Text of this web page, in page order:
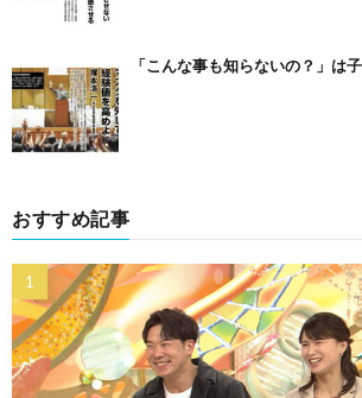
「こんな事も知らないの？」は
おすすめ記事